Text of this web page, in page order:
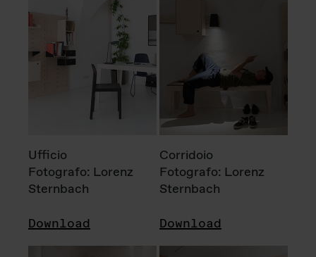
Ufficio
Fotografo: Lorenz
Sternbach
Download
Corridoio
Fotografo: Lorenz
Sternbach
Download